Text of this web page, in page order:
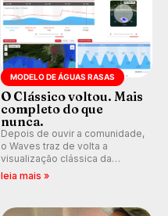
MODELO DE ÁGUAS RASAS
O Clássico voltou. Mais
completo do que
nunca.
Depois de ouvir a comunidade,
o Waves traz de volta a
visualização clássica da
previsão de águas rasas,
ondas para até 16 dias.
leia mais »